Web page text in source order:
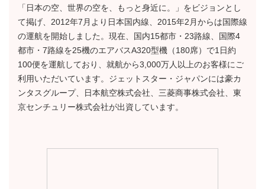
「日本の空、世界の空を、もっと身近に。」をビジョンとし
て掲げ、2012年7月より日本国内線、2015年2月からは国際線
の運航を開始しました。現在、国内15都市・23路線、国際4
都市・7路線を25機のエアバスA320型機（180席）で1日約
100便を運航しており、就航から3,000万人以上のお客様にご
利用いただいています。ジェットスター・ジャパンには豪カ
ンタスグループ、日本航空株式会社、三菱商事株式会社、東
京センチュリー株式会社が出資しています。